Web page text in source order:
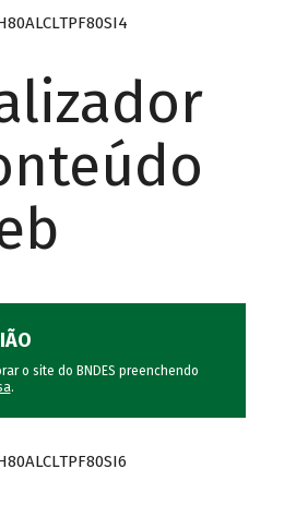
o site do BNDES preenchendo
.